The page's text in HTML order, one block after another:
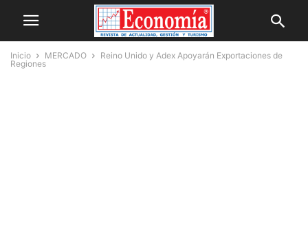
Inicio MERCADO
Reino Unido y Adex Apoyarán Exportaciones de
Regiones